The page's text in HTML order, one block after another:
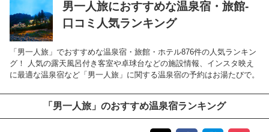
男一人旅におすすめな温泉宿・旅館-
口コミ人気ランキング
「男一人旅」でおすすめな温泉宿・旅館・ホテル876件の人気ランキン
グ！ 人気の露天風呂付き客室や卓球台などの施設情報、インスタ映え
に最適な温泉宿など「男一人旅」に関する温泉宿の予約はお湯たびで。
「男一人旅」のおすすめ温泉宿ランキング